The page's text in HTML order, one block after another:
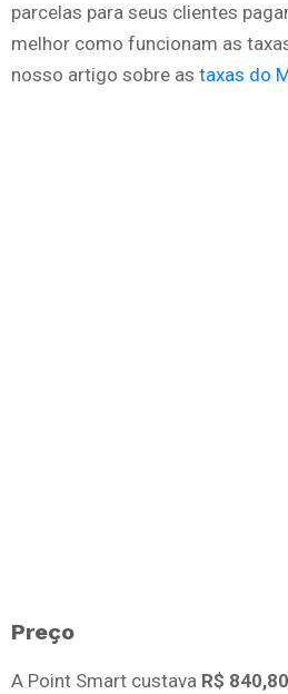
parcelas para seus clientes
melhor como funcionam as
nosso artigo sobre as taxas do
Preço
A Point Smart custava R$ 840,80